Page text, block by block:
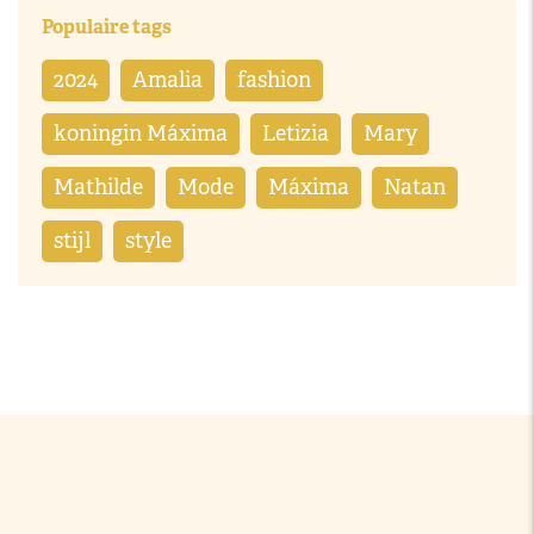
Populaire tags
2024 Amalia fashion
koningin Máxima Letizia Mary
Mathilde Mode Máxima Natan
stijl style